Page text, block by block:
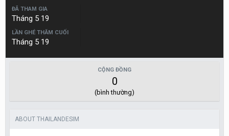
ĐÃ THAM GIA
Tháng 5 19
LẦN GHÉ THĂM CUỐI
Tháng 5 19
CỘNG ĐỒNG
0
(bình thường)
ABOUT THAILANDESIM